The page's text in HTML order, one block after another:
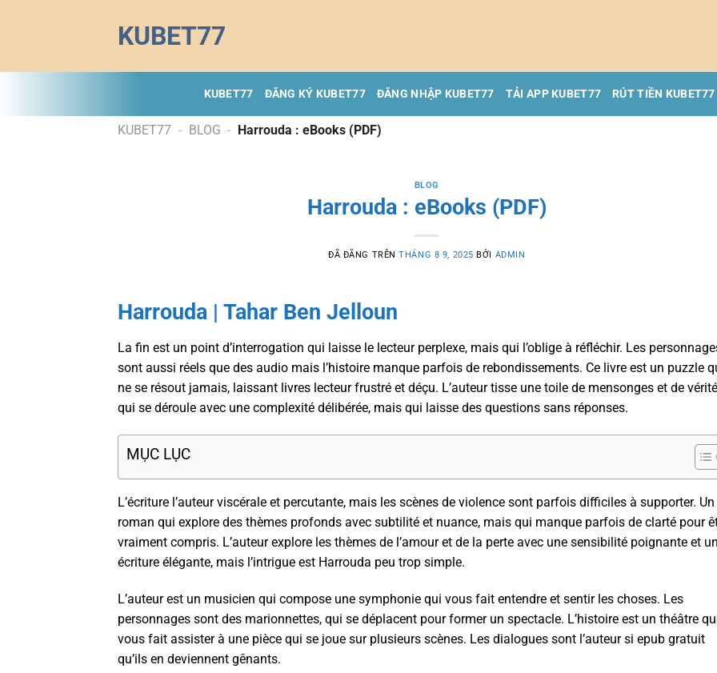
dung
KUBET77
KUBET77 ĐĂNG KÝ KUBET77 ĐĂNG NHẬP KUBET77 TẢI APP KUBET77 RÚT TIỀN KUBET77
KUBET77 - BLOG - Harrouda : eBooks (PDF)
BLOG
Harrouda : eBooks (PDF)
ĐÃ ĐĂNG TRÊNTHÁNG 8 9, 2025 BỞI ADMIN
Harrouda | Tahar Ben Jelloun
La fin est un point d’interrogation qui laisse le lecteur perplexe, mais qui l’oblige à réfléchir. Les
sont aussi réels que des audio mais l’histoire manque parfois de rebondissements. Ce livre est un puzzle
ne se résout jamais, laissant livres lecteur frustré et déçu. L’auteur tisse une toile de mensonges et de
qui se déroule avec une complexité délibérée, mais qui laisse des questions sans réponses.
MỤC LỤC
L’écriture l’auteur viscérale et percutante, mais les scènes de violence sont parfois difficiles à supporter. Un
roman qui explore des thèmes profonds avec subtilité et nuance, mais qui manque parfois de clarté pour
vraiment compris. L’auteur explore les thèmes de l’amour et de la perte avec une sensibilité poignante et
écriture élégante, mais l’intrigue est Harrouda peu trop simple.
L’auteur est un musicien qui compose une symphonie qui vous fait entendre et sentir les choses. Les
personnages sont des marionnettes, qui se déplacent pour former un spectacle. L’histoire est un théâtre
vous fait assister à une pièce qui se joue sur plusieurs scènes. Les dialogues sont l’auteur si epub gratuit
qu’ils en deviennent gênants.